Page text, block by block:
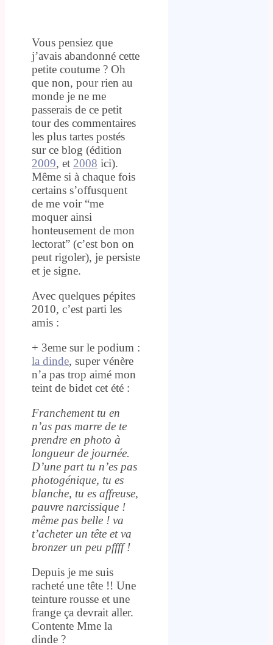
Vous pensiez que
j’avais abandonné cette
petite coutume ? Oh
que non, pour rien au
monde je ne me
passerais de ce petit
tour des commentaires
les plus tartes postés
sur ce blog (édition
2009, et 2008 ici).
Même si à chaque fois
certains s’offusquent
de me voir “me
moquer ainsi
honteusement de mon
lectorat” (c’est bon on
peut rigoler), je persiste
et je signe.
Avec quelques pépites
2010, c’est parti les
amis :
+ 3eme sur le podium :
la dinde, super vénère
n’a pas trop aimé mon
teint de bidet cet été :
Franchement tu en
n’as pas marre de te
prendre en photo à
longueur de journée.
D’une part tu n’es pas
photogénique, tu es
blanche, tu es affreuse,
pauvre narcissique !
même pas belle ! va
t’acheter un tête et va
bronzer un peu pffff !
Depuis je me suis
racheté une tête !! Une
teinture rousse et une
frange ça devrait aller.
Contente Mme la
dinde ?